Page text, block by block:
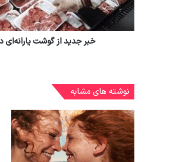
خبر جدید از گوشت یارانه‌ای
نوشته های مشابه